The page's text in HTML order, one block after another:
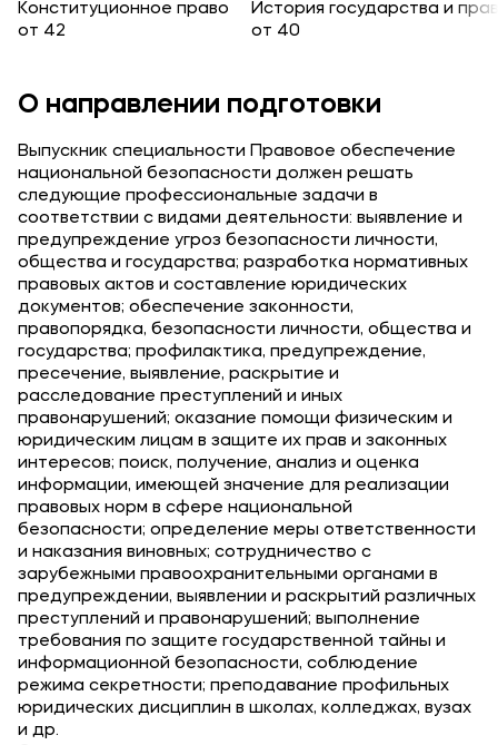
Мы в соцсетях
Конституционное право
от 42
История государства и
от 40
О направлении подготовки
Выпускник специальности Правовое обеспечение
национальной безопасности должен решать
следующие профессиональные задачи в
соответствии с видами деятельности: выявление и
предупреждение угроз безопасности личности,
общества и государства; разработка нормативных
правовых актов и составление юридических
документов; обеспечение законности,
правопорядка, безопасности личности, общества и
государства; профилактика, предупреждение,
пресечение, выявление, раскрытие и
расследование преступлений и иных
правонарушений; оказание помощи физическим и
юридическим лицам в защите их прав и законных
интересов; поиск, получение, анализ и оценка
информации, имеющей значение для реализации
правовых норм в сфере национальной
безопасности; определение меры ответственности
и наказания виновных; сотрудничество с
зарубежными правоохранительными органами в
предупреждении, выявлении и раскрытий различных
преступлений и правонарушений; выполнение
требования по защите государственной тайны и
информационной безопасности, соблюдение
режима секретности; преподавание профильных
юридических дисциплин в школах, колледжах, вузах
и др.